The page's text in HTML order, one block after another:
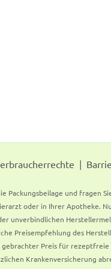
Packungsbeilage und
oder in Ihrer
unverbindlichen
Preisempfehlung des
gebrachter Preis für
Krankenversicherung